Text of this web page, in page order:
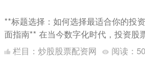
**标题选择：如何选择最适合你的投
面指南** 在当今数字化时代，投资股
低，但面对市场上琳琅满目的投资股
一定经....
栏目： 炒股股票配资网 阅读： 50